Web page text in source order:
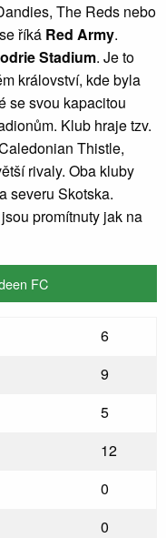
The Reds nebo
říká Red Army.
Stadium. Je to
království, kde byla
se svou kapacitou
Klub hraje tzv.
Thistle,
rivaly. Oba kluby
severu Skotska.
promítnuty jak na
FC
6
9
5
12
0
0